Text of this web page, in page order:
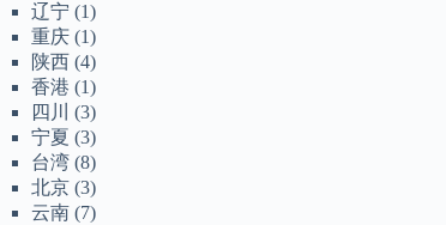
辽宁 (1)
重庆 (1)
陕西 (4)
香港 (1)
四川
(3)
宁夏 (3)
台湾 (8)
北京 (3)
云南 (7)